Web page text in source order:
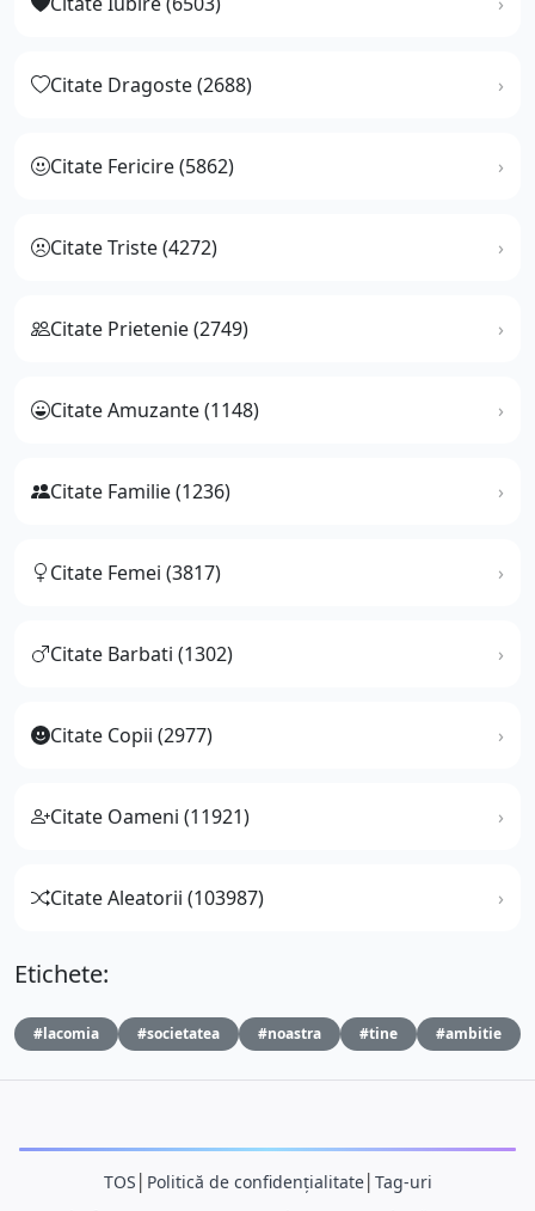
Citate Dragoste (2688)
Citate Fericire (5862)
Citate Triste (4272)
Citate Prietenie (2749)
Citate Amuzante (1148)
Citate Familie (1236)
Citate Femei (3817)
Citate Barbati (1302)
Citate Copii (2977)
Citate Oameni (11921)
Citate Aleatorii (103987)
Etichete:
#lacomia #societatea #noastra #tine #ambitie
TOS Politică de confidențialitate│ Tag-uri